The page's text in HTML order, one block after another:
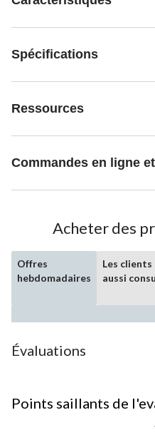
Spécifications
Ressources
Commandes en ligne
Acheter des
Offres
hebdomadaires
Les
aussi
Évaluations
Points saillants de